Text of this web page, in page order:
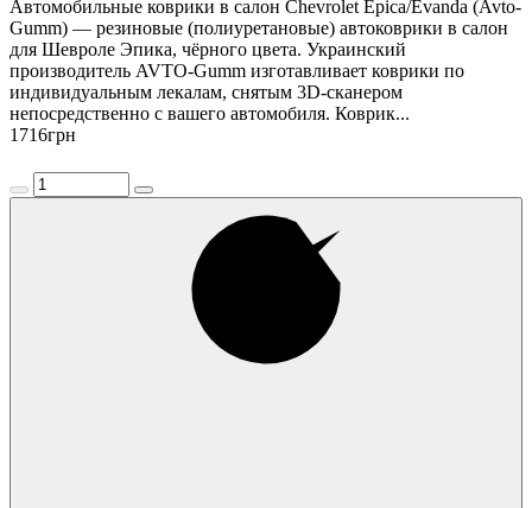
Автомобильные коврики в салон Chevrolet Epica/Evanda (Avto-
Gumm) — резиновые (полиуретановые) автоковрики в салон
для Шевроле Эпика, чёрного цвета. Украинский
производитель AVTO-Gumm изготавливает коврики по
индивидуальным лекалам, снятым 3D-сканером
непосредственно с вашего автомобиля. Коврик...
1716грн